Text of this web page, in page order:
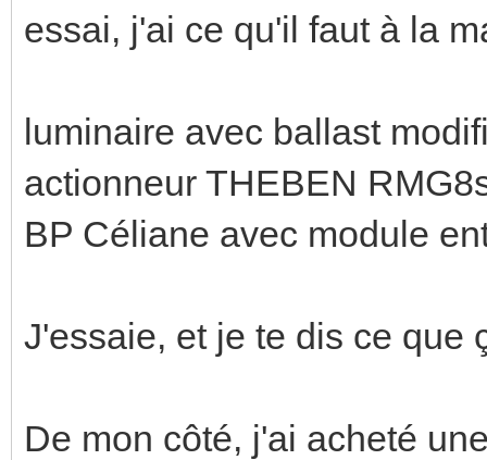
essai, j'ai ce qu'il faut à la
luminaire avec ballast
actionneur THEBEN
BP Céliane avec module
J'essaie, et je te dis ce que
De mon côté, j'ai acheté